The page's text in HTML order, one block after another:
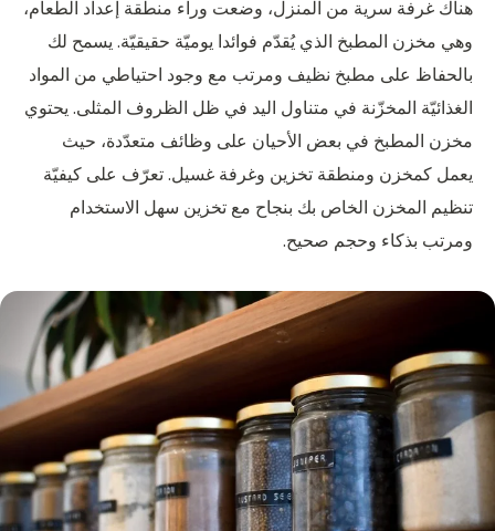
هناك غرفة سرية من المنزل، وضعت وراء منطقة إعداد الطعام،
وهي مخزن المطبخ الذي يُقدّم فوائدا يوميّة حقيقيّة. يسمح لك
بالحفاظ على مطبخ نظيف ومرتب مع وجود احتياطي من المواد
الغذائيّة المخزّنة في متناول اليد في ظل الظروف المثلى. يحتوي
مخزن المطبخ في بعض الأحيان على وظائف متعدّدة، حيث
يعمل كمخزن ومنطقة تخزين وغرفة غسيل. تعرّف على كيفيّة
تنظيم المخزن الخاص بك بنجاح مع تخزين سهل الاستخدام
ومرتب بذكاء وحجم صحيح.